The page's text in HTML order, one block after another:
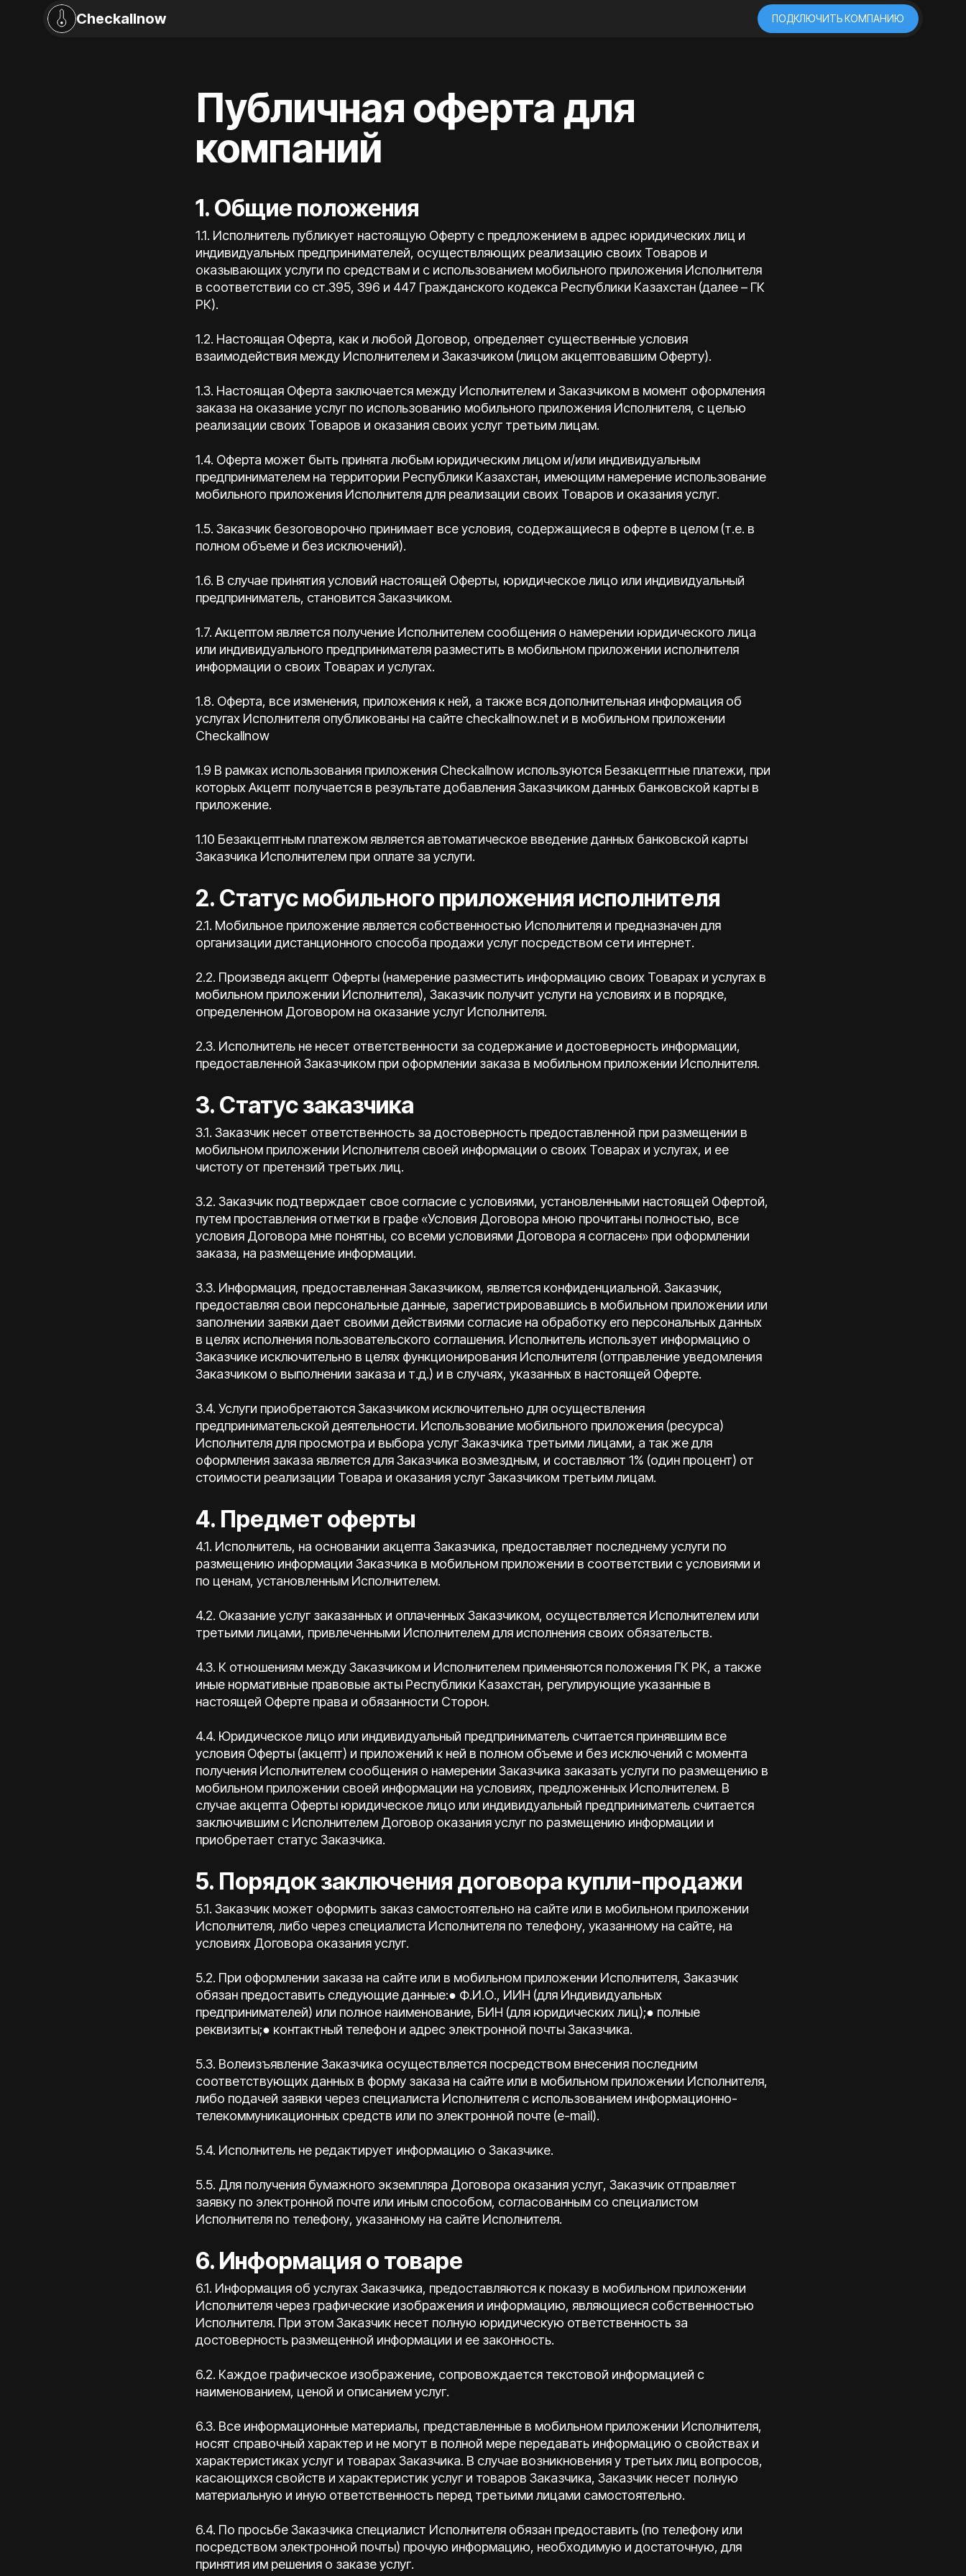
Checkallnow ПОДКЛЮЧИТЬ КОМПАНИЮ
Публичная оферта для
компаний
1. Общие положения
1.1. Исполнитель публикует настоящую Оферту с предложением в адрес юридических лиц и
индивидуальных предпринимателей, осуществляющих реализацию своих Товаров и
оказывающих услуги по средствам и с использованием мобильного приложения Исполнителя
в соответствии со ст.395, 396 и 447 Гражданского кодекса Республики Казахстан (далее – ГК
РК).
1.2. Настоящая Оферта, как и любой Договор, определяет существенные условия
взаимодействия между Исполнителем и Заказчиком (лицом акцептовавшим Оферту).
1.3. Настоящая Оферта заключается между Исполнителем и Заказчиком в момент оформления
заказа на оказание услуг по использованию мобильного приложения Исполнителя, с целью
реализации своих Товаров и оказания своих услуг третьим лицам.
1.4. Оферта может быть принята любым юридическим лицом и/или индивидуальным
предпринимателем на территории Республики Казахстан, имеющим намерение использование
мобильного приложения Исполнителя для реализации своих Товаров и оказания услуг.
1.5. Заказчик безоговорочно принимает все условия, содержащиеся в оферте в целом (т.е. в
полном объеме и без исключений).
1.6. В случае принятия условий настоящей Оферты, юридическое лицо или индивидуальный
предприниматель, становится Заказчиком.
1.7. Акцептом является получение Исполнителем сообщения о намерении юридического лица
или индивидуального предпринимателя разместить в мобильном приложении исполнителя
информации о своих Товарах и услугах.
1.8. Оферта, все изменения, приложения к ней, а также вся дополнительная информация об
услугах Исполнителя опубликованы на сайте checkallnow.net и в мобильном приложении
Checkallnow
1.9 В рамках использования приложения Checkallnow используются Безакцептные платежи, при
которых Акцепт получается в результате добавления Заказчиком данных банковской карты в
приложение.
1.10 Безакцептным платежом является автоматическое введение данных банковской карты
Заказчика Исполнителем при оплате за услуги.
2. Статус мобильного приложения исполнителя
2.1. Мобильное приложение является собственностью Исполнителя и предназначен для
организации дистанционного способа продажи услуг посредством сети интернет.
2.2. Произведя акцепт Оферты (намерение разместить информацию своих Товарах и услугах в
мобильном приложении Исполнителя), Заказчик получит услуги на условиях и в порядке,
определенном Договором на оказание услуг Исполнителя.
2.3. Исполнитель не несет ответственности за содержание и достоверность информации,
предоставленной Заказчиком при оформлении заказа в мобильном приложении Исполнителя.
3. Статус заказчика
3.1. Заказчик несет ответственность за достоверность предоставленной при размещении в
мобильном приложении Исполнителя своей информации о своих Товарах и услугах, и ее
чистоту от претензий третьих лиц.
3.2. Заказчик подтверждает свое согласие с условиями, установленными настоящей Офертой,
путем проставления отметки в графе «Условия Договора мною прочитаны полностью, все
условия Договора мне понятны, со всеми условиями Договора я согласен» при оформлении
заказа, на размещение информации.
3.3. Информация, предоставленная Заказчиком, является конфиденциальной. Заказчик,
предоставляя свои персональные данные, зарегистрировавшись в мобильном приложении или
заполнении заявки дает своими действиями согласие на обработку его персональных данных
в целях исполнения пользовательского соглашения. Исполнитель использует информацию о
Заказчике исключительно в целях функционирования Исполнителя (отправление уведомления
Заказчиком о выполнении заказа и т.д.) и в случаях, указанных в настоящей Оферте.
3.4. Услуги приобретаются Заказчиком исключительно для осуществления
предпринимательской деятельности. Использование мобильного приложения (ресурса)
Исполнителя для просмотра и выбора услуг Заказчика третьими лицами, а так же для
оформления заказа является для Заказчика возмездным, и составляют 1% (один процент) от
стоимости реализации Товара и оказания услуг Заказчиком третьим лицам.
4. Предмет оферты
4.1. Исполнитель, на основании акцепта Заказчика, предоставляет последнему услуги по
размещению информации Заказчика в мобильном приложении в соответствии с условиями и
по ценам, установленным Исполнителем.
4.2. Оказание услуг заказанных и оплаченных Заказчиком, осуществляется Исполнителем или
третьими лицами, привлеченными Исполнителем для исполнения своих обязательств.
4.3. К отношениям между Заказчиком и Исполнителем применяются положения ГК РК, а также
иные нормативные правовые акты Республики Казахстан, регулирующие указанные в
настоящей Оферте права и обязанности Сторон.
4.4. Юридическое лицо или индивидуальный предприниматель считается принявшим все
условия Оферты (акцепт) и приложений к ней в полном объеме и без исключений с момента
получения Исполнителем сообщения о намерении Заказчика заказать услуги по размещению в
мобильном приложении своей информации на условиях, предложенных Исполнителем. В
случае акцепта Оферты юридическое лицо или индивидуальный предприниматель считается
заключившим с Исполнителем Договор оказания услуг по размещению информации и
приобретает статус Заказчика.
5. Порядок заключения договора купли-продажи
5.1. Заказчик может оформить заказ самостоятельно на сайте или в мобильном приложении
Исполнителя, либо через специалиста Исполнителя по телефону, указанному на сайте, на
условиях Договора оказания услуг.
5.2. При оформлении заказа на сайте или в мобильном приложении Исполнителя, Заказчик
обязан предоставить следующие данные:● Ф.И.О., ИИН (для Индивидуальных
предпринимателей) или полное наименование, БИН (для юридических лиц);● полные
реквизиты;● контактный телефон и адрес электронной почты Заказчика.
5.3. Волеизъявление Заказчика осуществляется посредством внесения последним
соответствующих данных в форму заказа на сайте или в мобильном приложении Исполнителя,
либо подачей заявки через специалиста Исполнителя с использованием информационно-
телекоммуникационных средств или по электронной почте (e-mail).
5.4. Исполнитель не редактирует информацию о Заказчике.
5.5. Для получения бумажного экземпляра Договора оказания услуг, Заказчик отправляет
заявку по электронной почте или иным способом, согласованным со специалистом
Исполнителя по телефону, указанному на сайте Исполнителя.
6. Информация о товаре
6.1. Информация об услугах Заказчика, предоставляются к показу в мобильном приложении
Исполнителя через графические изображения и информацию, являющиеся собственностью
Исполнителя. При этом Заказчик несет полную юридическую ответственность за
достоверность размещенной информации и ее законность.
6.2. Каждое графическое изображение, сопровождается текстовой информацией с
наименованием, ценой и описанием услуг.
6.3. Все информационные материалы, представленные в мобильном приложении Исполнителя,
носят справочный характер и не могут в полной мере передавать информацию о свойствах и
характеристиках услуг и товарах Заказчика. В случае возникновения у третьих лиц вопросов,
касающихся свойств и характеристик услуг и товаров Заказчика, Заказчик несет полную
материальную и иную ответственность перед третьими лицами самостоятельно.
6.4. По просьбе Заказчика специалист Исполнителя обязан предоставить (по телефону или
посредством электронной почты) прочую информацию, необходимую и достаточную, для
принятия им решения о заказе услуг.